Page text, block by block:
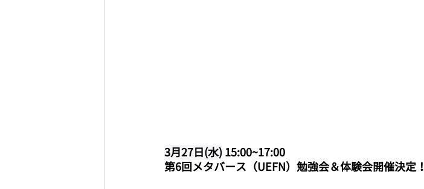
3月27日(水) 15:00~17:00
第6回メタバース（UEFN）勉強会＆体験会開催決定！